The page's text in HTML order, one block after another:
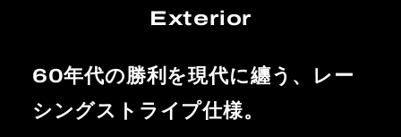
Exterior
60年代の勝利を現代に纏う、レー
シングストライプ仕様。